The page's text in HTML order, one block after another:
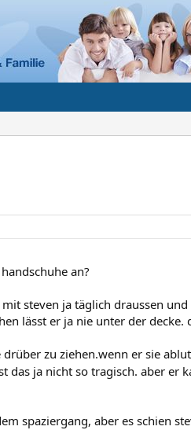
an?
steven ja täglich draussen
lässt er ja nie unter der decke.
zu ziehen.wenn er sie
das ja nicht so tragisch. aber er
spaziergang, aber es schien